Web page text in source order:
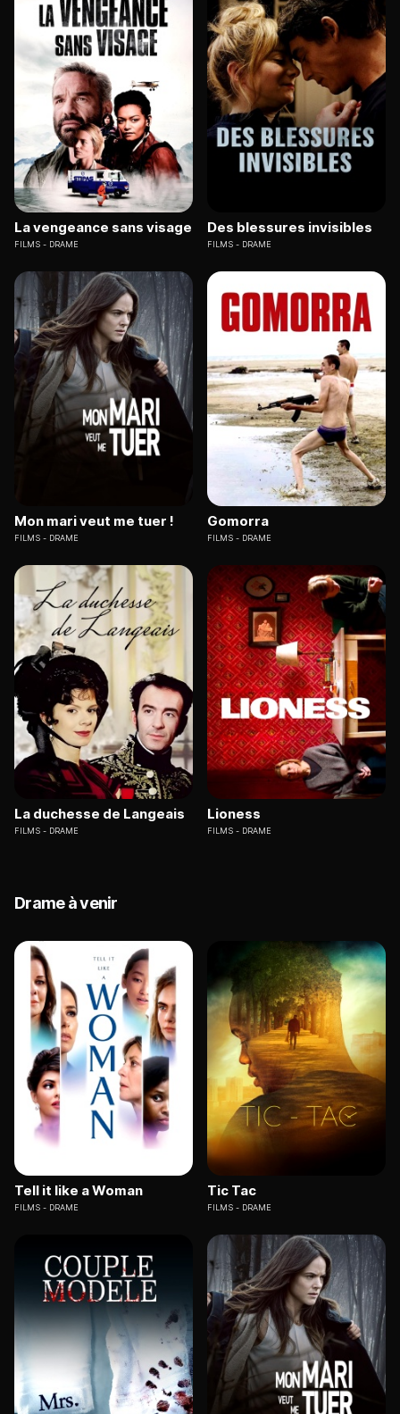
La vengeance sans visage
FILMS DRAME
Des blessures invisibles
FILMS DRAME
Mon mari veut me tuer !
FILMS DRAME
Gomorra
FILMS DRAME
La duchesse de Langeais
FILMS DRAME
Lioness
FILMS DRAME
Drame à venir
Tell it like a Woman
FILMS DRAME
Tic Tac
FILMS DRAME